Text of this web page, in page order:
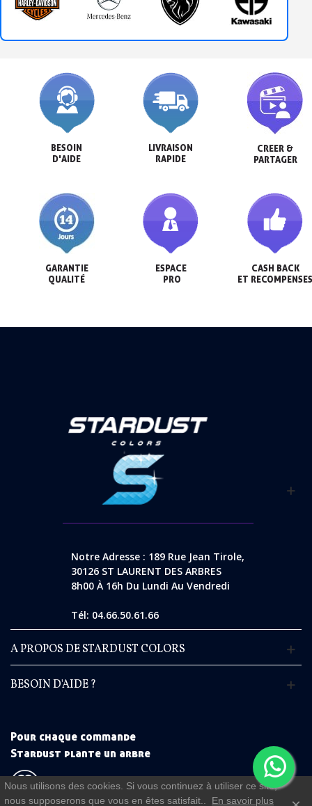
BESOIN
D'AIDE
LIVRAISON
RAPIDE
CREER &
PARTAGER
GARANTIE
QUALITÉ
ESPACE
PRO
CASH BACK
ET
Notre Adresse : 189 Rue Jean Tirole,
30126 ST LAURENT DES ARBRES
8h00 À 16h Du Lundi Au Vendredi
Tél: 04.66.50.61.66
A PROPOS DE STARDUST COLORS
BESOIN D'AIDE ?
Pour chaque commande
Stardust plante un arbre
Nous utilisons des cookies. Si vous continuez à utiliser ce site,
nous supposerons que vous en êtes satisfait..
En savoir plus